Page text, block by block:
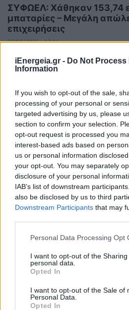
iEnergeia.gr - Do Not Process
Information
If you wish to opt-out of the sale,
processing of your personal or
targeted advertising by us, please
section to confirm your selection.
opt-out request is processed you
interest-based ads based on
us or personal information
your opt-out. You may separately
disclosure of your personal
IAB’s list of downstream
also be disclosed by us to third
Downstream Participants that may
Personal Data Processing Opt
I want to opt-out of the
personal data.
Opted In
I want to opt-out of the Sale of
Personal Data.
Opted In
ΣΥΦΩΕΛ: Χάθηκαν 153,74
μπαταρίες – Μεγάλη
επιχειρήσεις
07/08/2026 - 13:11
ΚΟΣΜΟΣ
αποθηκευτική
πηγές στα τέλη Ιουνίου του